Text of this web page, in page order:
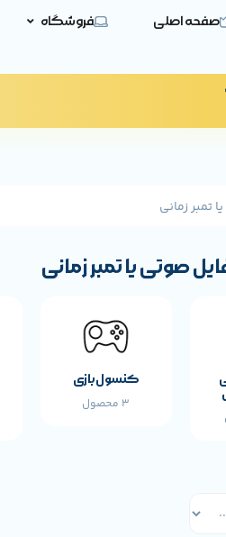
صفحه اصلی فروشگاه
زمانی
صوتی یا تمبر زمانی
کنسول بازی
3 محصول